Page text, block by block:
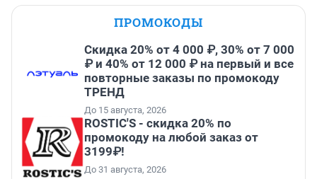
ПРОМОКОДЫ
Скидка 20% от 4 000 ₽, 30% от 7 000
₽ и 40% от 12 000 ₽ на первый и все
повторные заказы по промокоду
ТРЕНД
До 15 августа, 2026
ROSTIC'S - скидка 20% по
промокоду на любой заказ от
3199₽!
До 31 августа, 2026